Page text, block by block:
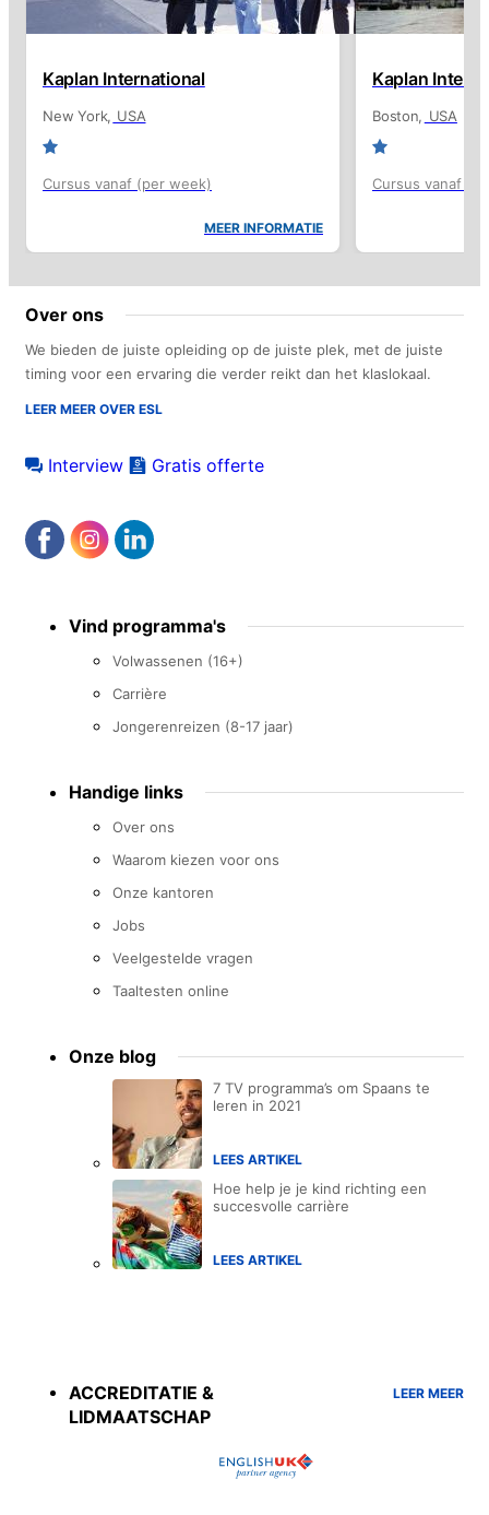
Kaplan International
New York USA
Cursus vanaf (per week)
MEER INFORMATIE
Kaplan
Boston USA
Cursus vanaf
Over ons
We bieden de juiste opleiding op de juiste plek, met de juiste
timing voor een ervaring die verder reikt dan het klaslokaal.
LEER MEER OVER ESL
Interview Gratis offerte
menuVind programma's
Volwassenen (16+)
Carrière
Jongerenreizen (8-17 jaar)
Handige links
Over ons
Waarom kiezen voor ons
Onze kantoren
Jobs
Veelgestelde vragen
Taaltesten online
Onze blog
7 TV programma’s om Spaans te
leren in 2021
LEES ARTIKEL
Hoe help je je kind richting een
succesvolle carrière
LEES ARTIKEL
ACCREDITATIE &
LIDMAATSCHAP
LEER MEER